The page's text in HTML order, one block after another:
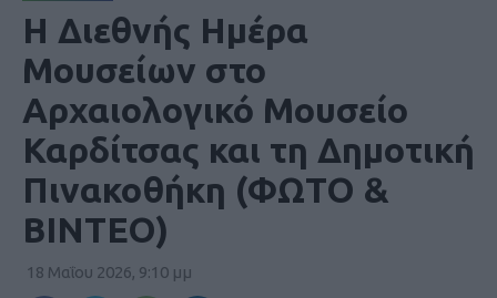
Η Διεθνής Ημέρα
Μουσείων στο
Αρχαιολογικό Μουσείο
Καρδίτσας και τη Δημοτική
Πινακοθήκη (ΦΩΤΟ &
ΒΙΝΤΕΟ)
18 Μαΐου 2026, 9:10 μμ